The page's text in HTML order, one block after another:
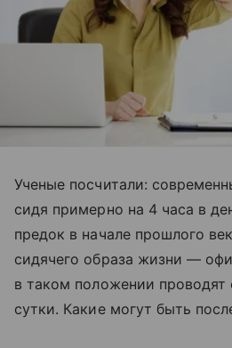
Ученые посчитали:
сидя примерно на 4 часа в
предок в начале прошлого
сидячего образа жизни —
в таком положении проводят
сутки. Какие могут быть